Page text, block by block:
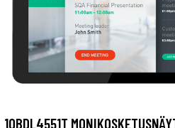
10BDL4551T